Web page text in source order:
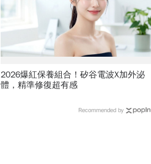
2026爆紅保養組合！矽谷電波X加外泌
體，精準修復超有感
Recommended by